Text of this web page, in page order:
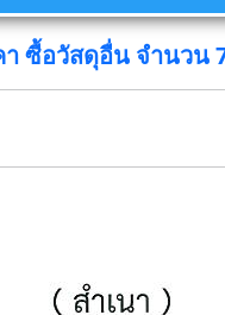
ซื้อวัสดุอื่น จำนวน